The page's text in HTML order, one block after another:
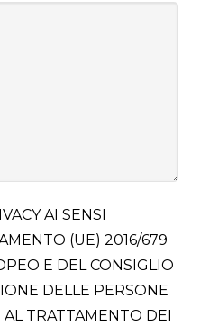
AI SENSI
(UE) 2016/679
E DEL CONSIGLIO
DELLE PERSONE
TRATTAMENTO DEI